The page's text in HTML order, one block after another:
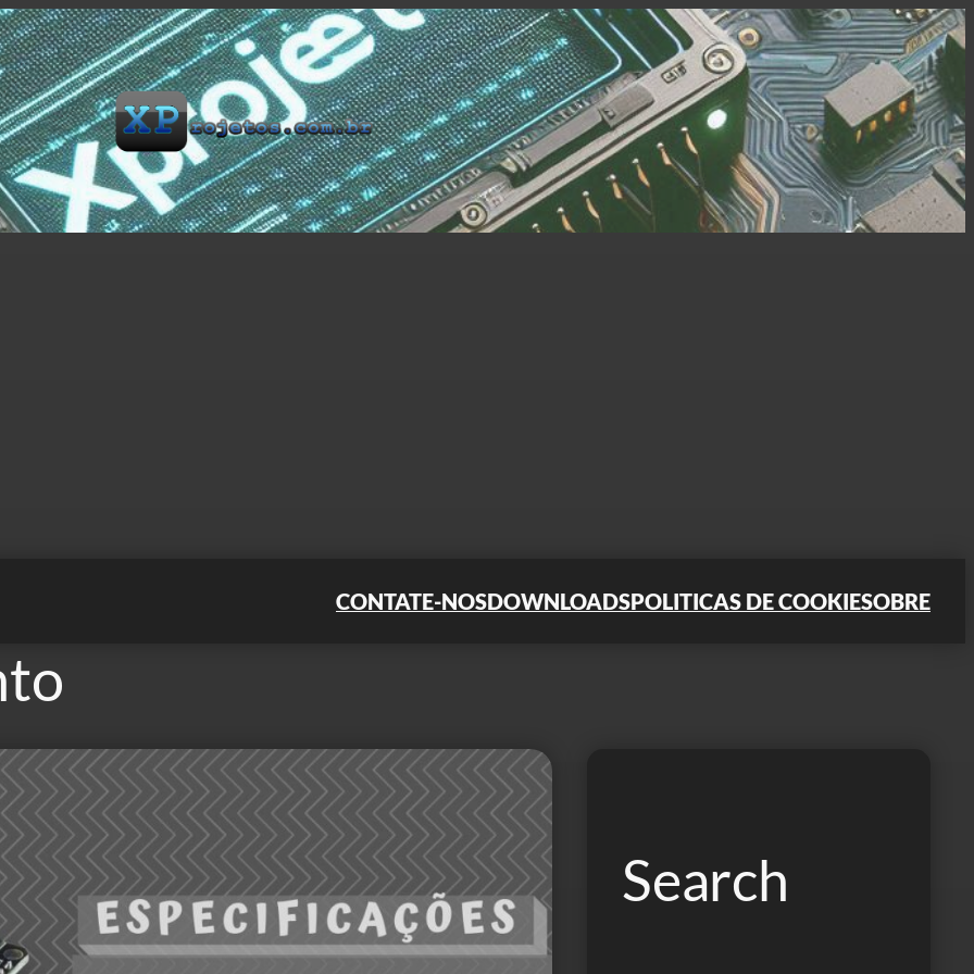
CONTATE-NOSDOWNLOADSPOLITICAS DE COOKIESOBRE
Search